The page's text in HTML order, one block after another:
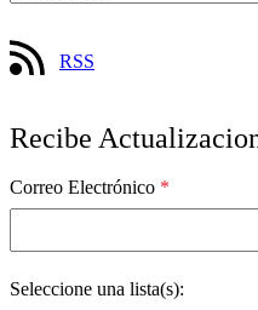
RSS
Recibe
Correo Electrónico *
Seleccione una lista(s):